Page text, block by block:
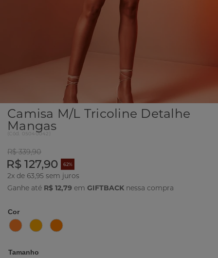
Camisa M/l Tricoline Detalhe
Mangas
(Cód. 05040042
R$ 339,90
R$ 127,90 62%
2x de 63,95
Ganhe até R$ 12,79 em GIFTBACK nessa compra
Cor
Tamanho